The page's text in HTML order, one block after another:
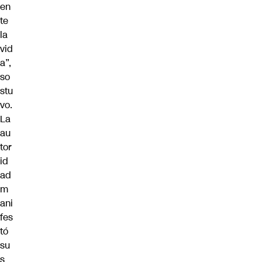
en
te
la
vid
a”,
so
stu
vo.
La
au
tor
id
ad
m
ani
fes
tó
su
s